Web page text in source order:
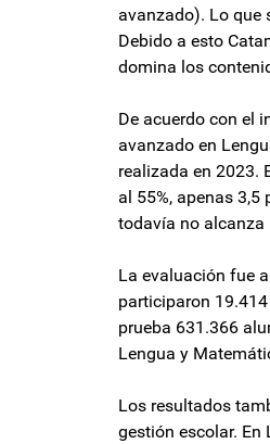
avanzado). Lo que
Debido a esto
domina los
De acuerdo con el
avanzado en
realizada en 2023.
al 55%, apenas
todavía no alcanza
La evaluación fue
participaron
prueba 631.366
Lengua y
Los resultados
gestión escolar. En